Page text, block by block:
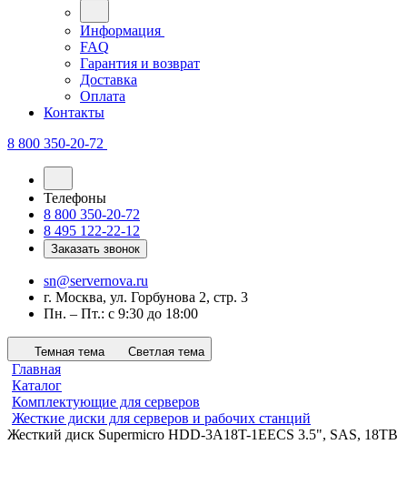
Информация
FAQ
Гарантия и возврат
Доставка
Оплата
Контакты
8 800 350-20-72
Телефоны
8 800 350-20-72
8 495 122-22-12
Заказать звонок
sn@servernova.ru
г. Москва, ул. Горбунова 2, стр. 3
Пн. – Пт.: с 9:30 до 18:00
Темная тема Светлая тема
Главная
Каталог
Комплектующие для серверов
Жесткие диски для серверов и рабочих станций
Жесткий диск Supermicro HDD-3A18T-1EECS 3.5", SAS, 18TB